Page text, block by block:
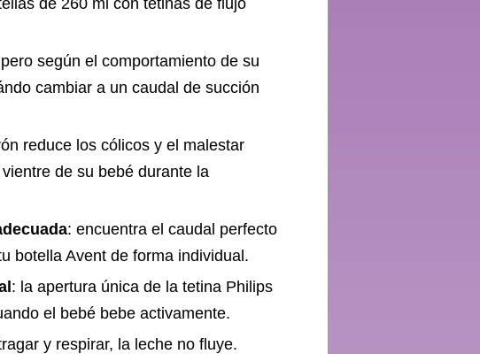
de 260 ml con tetinas de flujo
según el comportamiento de su
cambiar a un caudal de succión
reduce los cólicos y el malestar
de su bebé durante la
: encuentra el caudal perfecto
botella Avent de forma individual.
: la apertura única de la tetina Philips
el bebé bebe activamente.
y respirar, la leche no fluye.